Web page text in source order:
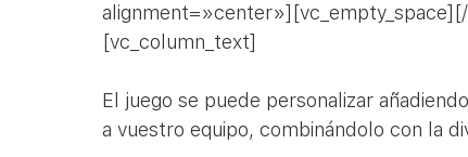
[vc_column_text]
El juego se puede personalizar
a vuestro equipo, combinándolo con la